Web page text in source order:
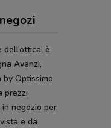
è
Avanzi,
by Optissimo
prezzi
negozio per
e da